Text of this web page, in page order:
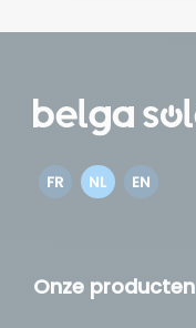
FR NL EN
Onze producten